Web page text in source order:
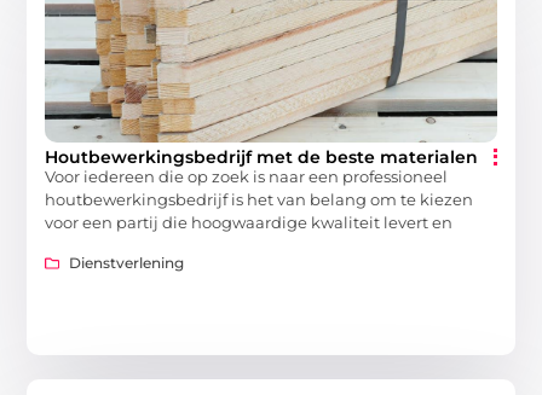
Houtbewerkingsbedrijf met de beste materialen
Voor iedereen die op zoek is naar een professioneel
houtbewerkingsbedrijf is het van belang om te kiezen
voor een partij die hoogwaardige kwaliteit levert en
Dienstverlening